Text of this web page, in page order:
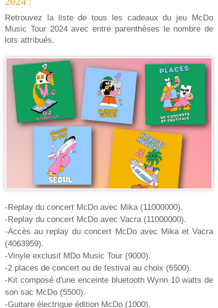
Retrouvez la liste de tous les cadeaux du jeu McDo
Music Tour 2024 avec entre parenthèses le nombre de
lots attribués.
-Replay du concert McDo avec Mika (11000000).
-Replay du concert McDo avec Vacra (11000000).
-Accès au replay du concert McDo avec Mika et Vacra
(4063959).
-Vinyle exclusif MDo Music Tour (9000).
-2 places de concert ou de festival au choix (6500).
-Kit composé d'une enceinte bluetooth Wynn 10 watts de
son sac McDo (5500).
-Guitare électrique édition McDo (1000).